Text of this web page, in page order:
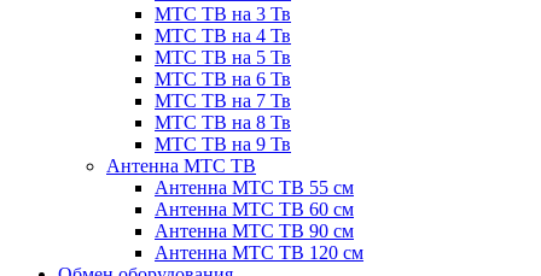
МТС ТВ на 3 Тв
МТС ТВ на 4 Тв
МТС ТВ на 5 Тв
МТС ТВ на 6 Тв
МТС ТВ на 7 Тв
МТС ТВ на 8 Тв
МТС ТВ на 9 Тв
Антенна МТС ТВ
Антенна МТС ТВ 55 см
Антенна МТС ТВ 60 см
Антенна МТС ТВ 90 см
Антенна МТС ТВ 120 см